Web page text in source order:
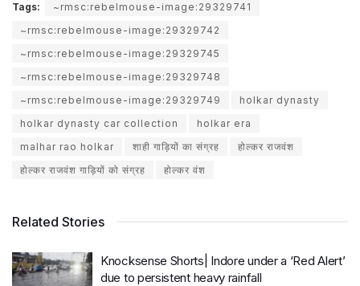
Tags:
~rmsc:rebelmouse-image:29329741
~rmsc:rebelmouse-image:29329742
~rmsc:rebelmouse-image:29329745
~rmsc:rebelmouse-image:29329748
~rmsc:rebelmouse-image:29329749
holkar dynasty
holkar dynasty car collection
holkar era
malhar rao holkar
शाही गाड़ियों का संग्रह
होल्कर राजवंश
होल्कर राजवंश गाड़ियों को संग्रह
होल्कर वंश
Related Stories
Knocksense Shorts| Indore under a ‘Red Alert’
due to persistent heavy rainfall